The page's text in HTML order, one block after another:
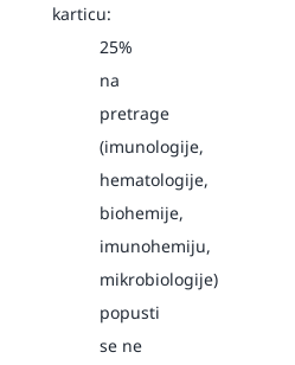
karticu:
25%
na
pretrage
(imunologije,
hematologije,
biohemije,
imunohemiju,
mikrobiologije)
popusti
se ne